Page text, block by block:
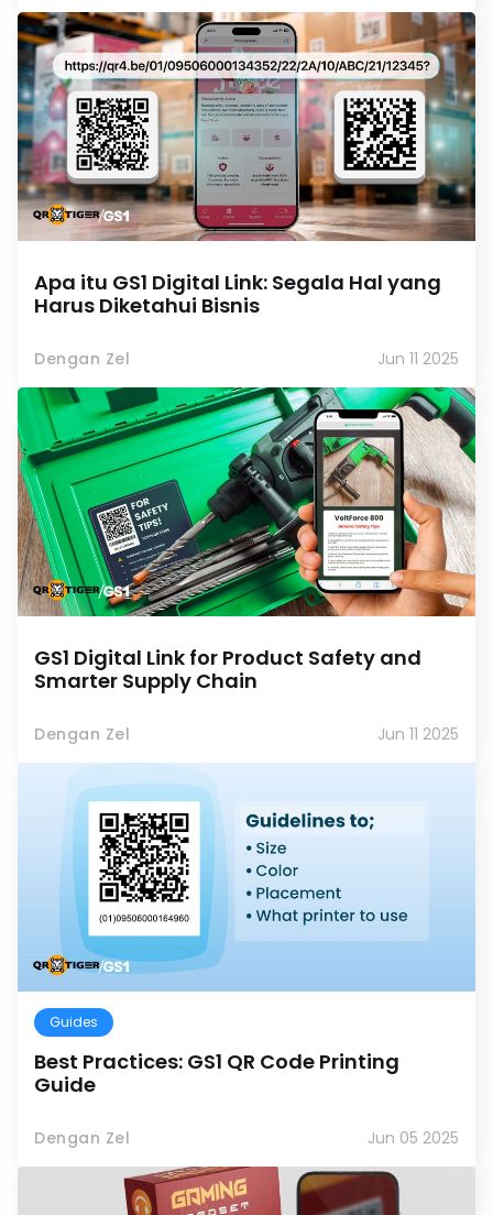
Apa itu GS1 Digital Link: Segala Hal yang
Harus Diketahui Bisnis
Dengan Zel Jun 11 2025
GS1 Digital Link for Product Safety and
Smarter Supply Chain
Dengan Zel Jun 11 2025
Guides
Best Practices: GS1 QR Code Printing
Guide
Dengan Zel Jun 05 2025